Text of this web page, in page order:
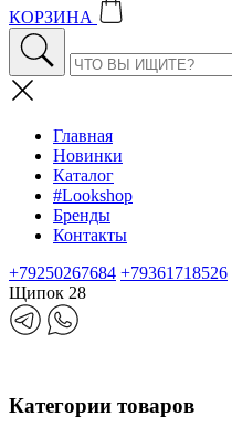
КОРЗИНА
Главная
Новинки
Каталог
#Lookshop
Бренды
Контакты
+79250267684 +79361718526
Щипок 28
Категории товаров